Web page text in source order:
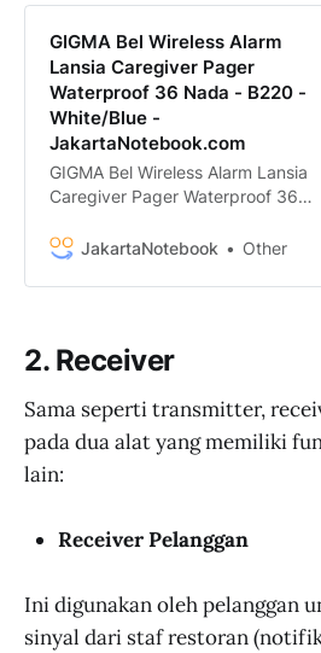
GIGMA Bel Wireless Alarm
Lansia Caregiver Pager
Waterproof 36 Nada - B220 -
White/Blue -
JakartaNotebook.com
GIGMA Bel Wireless Alarm Lansia
Caregiver Pager Waterproof 36
dengan mudah GIGMA Bel Wireless
Waterproof 36 Nada - B220
JakartaNotebook Other
2. Receiver
Sama seperti transmitter,
pada dua alat yang memiliki
lain:
Receiver Pelanggan
Ini digunakan oleh pelanggan
sinyal dari staf restoran